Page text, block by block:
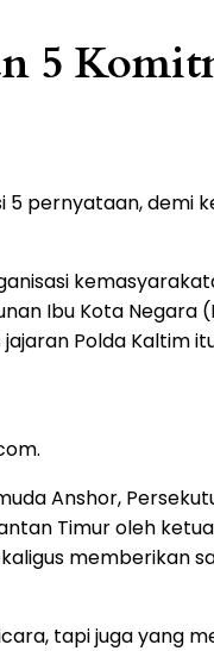
5
pernyataan, demi
Ibu Kota Negara
Polda Kaltim
Anshor,
Timur oleh
memberikan
tapi juga yang